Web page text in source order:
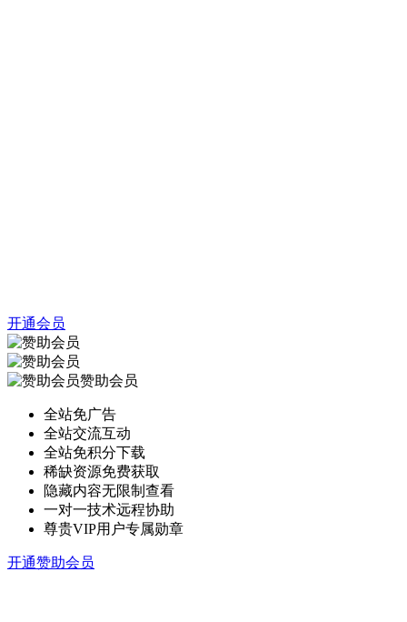
开通会员
赞助会员
全站免广告
全站交流互动
全站免积分下载
稀缺资源免费获取
隐藏内容无限制查看
一对一技术远程协助
尊贵VIP用户专属勋章
开通赞助会员